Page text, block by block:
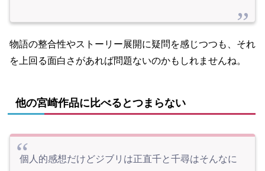
物語の整合性やストーリー展開に疑問を感じつつも、それ
を上回る面白さがあれば問題ないのかもしれませんね。
他の宮崎作品に比べるとつまらない
個人的感想だけどジブリは正直千と千尋はそんなに